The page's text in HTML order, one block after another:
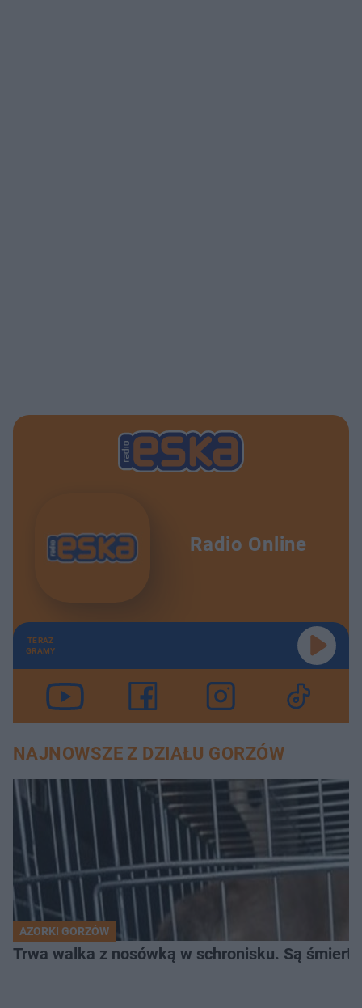
Radio Online
TERAZ
GRAMY
NAJNOWSZE Z DZIAŁU GORZÓW
AZORKI GORZÓW
Trwa walka z nosówką w schronisku. Są